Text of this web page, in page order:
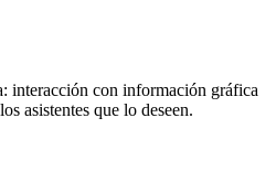
interacción con información gráfica
asistentes que lo deseen.